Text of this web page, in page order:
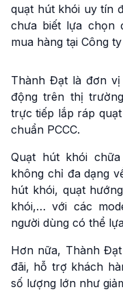
quạt hút khói uy tín
chưa biết lựa chọn
mua hàng tại Công
Thành Đạt là đơn vị
động trên thị
trực tiếp lắp ráp
chuẩn PCCC.
Quạt hút khói
không chỉ đa dạng
hút khói, quạt
khói,… với các
người dùng có thể
Hơn nữa, Thành
đãi, hỗ trợ khách
số lượng lớn như